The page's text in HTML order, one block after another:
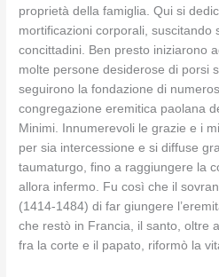
proprietà della famiglia. Qui si
mortificazioni corporali, suscitando
concittadini. Ben presto iniziarono
molte persone desiderose di porsi
seguirono la fondazione di
congregazione eremitica paolana
Minimi. Innumerevoli le grazie e i
per sia intercessione e si diffuse
taumaturgo, fino a raggiungere la
allora infermo. Fu così che il
(1414-1484) di far giungere
che restò in Francia, il santo, oltre
fra la corte e il papato, riformò la